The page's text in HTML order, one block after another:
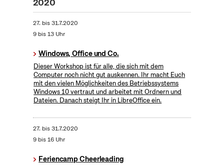
2020
27. bis31.7.2020
9 bis 13 Uhr
Windows, Office und Co.
Dieser Workshop ist für alle, die sich mit dem
Computer noch nicht gut auskennen. Ihr macht Euch
mit den vielen Möglichkeiten des Betriebssystems
Windows 10 vertraut und arbeitet mit Ordnern und
Dateien. Danach steigt Ihr in LibreOffice ein.
27. bis31.7.2020
9 bis 16 Uhr
Feriencamp Cheerleading